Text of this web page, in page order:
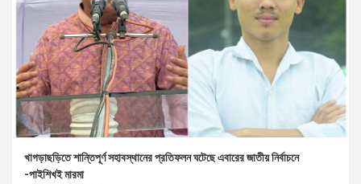
খাগড়াছড়িতে শান্তিপূর্ণ সহাবস্থানের প্রতিফলন ঘটেছে এবারের জাতীয় নির্বাচনে
-পাইশিখই মারমা